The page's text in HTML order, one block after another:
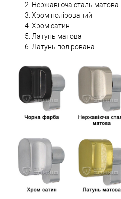
Нержавіюча сталь матова
Хром полірований
Хром сатин
Латунь матова
Латунь полірована